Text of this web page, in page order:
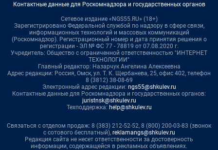
Контактные данные для Роскомнадзора и государственных органов
Сетевое издание «NGS55.RU» (18+)
Зарегистрировано Федеральной службой по надзору в сфере связи,
информационных технологий и массовых коммуникаций
(Роскомнадзор). Регистрационный номер и дата принятия решения о
регистрации - ЭЛ № ФС 77 - 78819 от 07.08.2020 г.
Учредитель: Общество с ограниченной ответственностью "ИНТЕРНЕТ
ТЕХНОЛОГИИ"
Главный редактор: Назарчук Ангелина Алексеевна
Адрес редакции: Россия, Омск, ул. Т. К. Щербанева, 25, офис 402, телефон
8 (3812) 38-08-69
Электронный адрес редакции: ngs55@shkulev.ru
Контактные данные для Роскомнадзора и государственных органов:
juristnsk@shkulev.ru
Техподдержка: help@shkulev.ru
Связаться с отделом продаж: 8 (383) 212-52-52, 8 (800) 200-03-83 (звонок
с сотового бесплатный), reklamangs@shkulev.ru
Редакция сайта не несет ответственности за достоверность
информации, содержащейся в рекламных объявлениях.